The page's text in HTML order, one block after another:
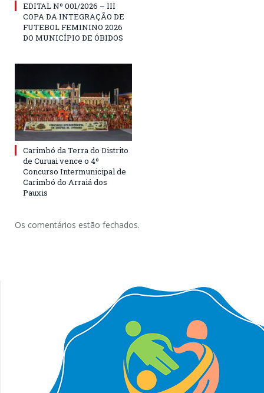
EDITAL Nº 001/2026 – III
COPA DA INTEGRAÇÃO DE
FUTEBOL FEMININO 2026
DO MUNICÍPIO DE ÓBIDOS
Carimbó da Terra do Distrito
de Curuai vence o 4º
Concurso Intermunicipal de
Carimbó do Arraiá dos
Pauxis
Os comentários estão fechados.